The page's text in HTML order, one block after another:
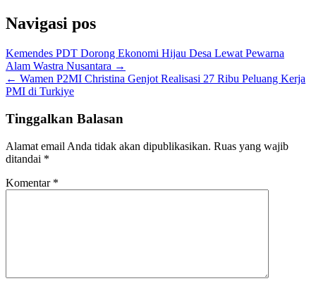
Navigasi pos
Kemendes PDT Dorong Ekonomi Hijau Desa Lewat Pewarna
Alam Wastra Nusantara →
← Wamen P2MI Christina Genjot Realisasi 27 Ribu Peluang Kerja
PMI di Turkiye
Tinggalkan Balasan
Alamat email Anda tidak akan dipublikasikan. Ruas yang wajib
ditandai *
Komentar *